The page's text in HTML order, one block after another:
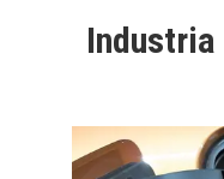
Industria